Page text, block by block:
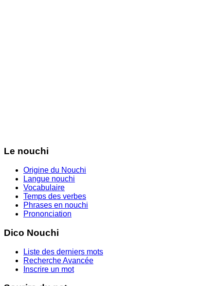
Le nouchi
Origine du Nouchi
Langue nouchi
Vocabulaire
Temps des verbes
Phrases en nouchi
Prononciation
Dico Nouchi
Liste des derniers mots
Recherche Avancée
Inscrire un mot